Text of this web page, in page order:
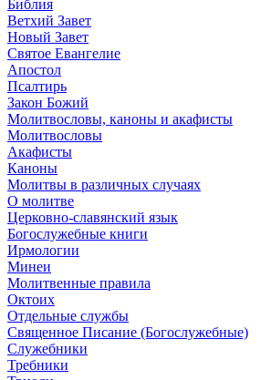
Библия
Ветхий Завет
Новый Завет
Святое Евангелие
Апостол
Псалтирь
Закон Божий
Молитвословы, каноны и акафисты
Молитвословы
Акафисты
Каноны
Молитвы в различных случаях
О молитве
Церковно-славянский язык
Богослужебные книги
Ирмологии
Минеи
Молитвенные правила
Октоих
Отдельные службы
Священное Писание (Богослужебные)
Служебники
Требники